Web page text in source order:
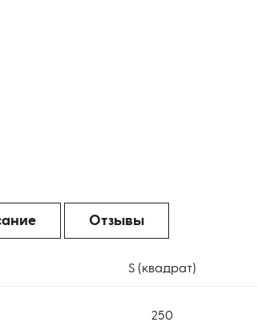
Отзывы
S (квадрат)
250